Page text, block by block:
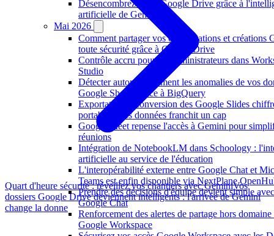
Désencombrez votre Google Drive grâce à
artificielle de Gemini
Mai 2026
Comment partager vos conversations et créations
toute sécurité grâce à Google Drive
Contrôle accru pour les administrateurs dans
Studio
Détecter automatiquement les anomalies de vos
Google Sheets grâce à BigQuery
Exportation et conversion des Google Slides
portabilité des données franchit un cap
Google Meet repense l'accès à Gemini pour
réunions
Intégration de NotebookLM dans Schoology :
artificielle au service de l'éducation
L'interopérabilité externe entre Google Chat et
Teams est enfin disponible via NextPlane
Prendre des décisions d'équipe devient simple
Google Chat
Renforcement des alertes de partage hors domaine
Google Workspace
Quart d'heure sécurité : réveillez vos chantiers avec GeminiVos
dossiers Google Drive deviennent intelligents : l'arrivée de Gemini
change la donne